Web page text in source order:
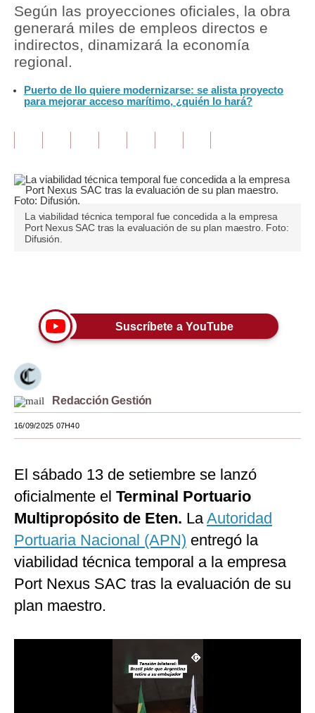
Política
Tu Dinero
Finanzas Personales
Inmobiliarias
Opinión
Editorial
Pregunta de hoy
Blogs
Viajes
Moda
Estilos
Mundo
EEUU
Internacional
Tecnología
Club del Suscriptor
Mix
Según las proyecciones oficiales, la obra
generará miles de empleos directos e
indirectos, dinamizará la economía
regional.
Puerto de Ilo quiere modernizarse: se alista proyecto
para mejorar acceso marítimo, ¿quién lo hará?
La viabilidad técnica temporal fue concedida a la empresa
Port Nexus SAC tras la evaluación de su plan maestro. Foto:
Difusión.
Suscríbete a YouTube
Redacción Gestión
16/09/2025 07H40
El sábado 13 de setiembre se lanzó
oficialmente el Terminal Portuario
Multipropósito de Eten. LaAutoridad
Portuaria Nacional (APN) entregó la
viabilidad técnica temporal a la empresa
Port Nexus SAC tras la evaluación de su
plan maestro.